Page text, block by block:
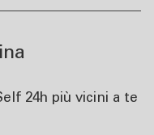
24h più vicini a te